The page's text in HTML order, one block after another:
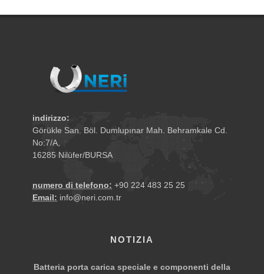
indirizzo:
Görükle San. Böl. Dumlupınar Mah. Behramkale Cd.
No:7/A,
16285 Nilüfer/BURSA
numero di telefono: +90 224 483 25 25
Email: info@neri.com.tr
NOTIZIA
Batteria porta carica speciale e componenti della